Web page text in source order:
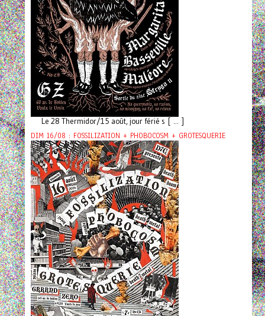
Le 28 Thermidor/15 août, jour férié s [ ... ]
DIM 16/08 : FOSSILIZATION + PHOBOCOSM + GROTESQUERIE